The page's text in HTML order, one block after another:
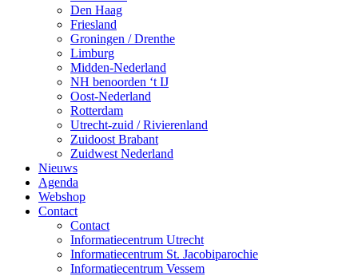
Den Haag
Friesland
Groningen / Drenthe
Limburg
Midden-Nederland
NH benoorden ‘t IJ
Oost-Nederland
Rotterdam
Utrecht-zuid / Rivierenland
Zuidoost Brabant
Zuidwest Nederland
Nieuws
Agenda
Webshop
Contact
Contact
Informatiecentrum Utrecht
Informatiecentrum St. Jacobiparochie
Informatiecentrum Vessem